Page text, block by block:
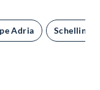
Adria Schelling